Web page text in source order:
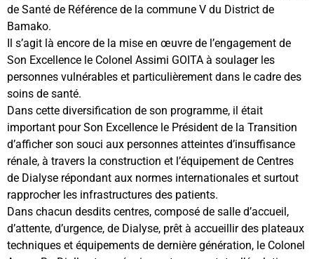
de Santé de Référence de la commune V du District de
Bamako.
Il s’agit là encore de la mise en œuvre de l’engagement de
Son Excellence le Colonel Assimi GOITA à soulager les
personnes vulnérables et particulièrement dans le cadre des
soins de santé.
Dans cette diversification de son programme, il était
important pour Son Excellence le Président de la Transition
d’afficher son souci aux personnes atteintes d’insuffisance
rénale, à travers la construction et l’équipement de Centres
de Dialyse répondant aux normes internationales et surtout
rapprocher les infrastructures des patients.
Dans chacun desdits centres, composé de salle d’accueil,
d’attente, d’urgence, de Dialyse, prêt à accueillir des plateaux
techniques et équipements de dernière génération, le Colonel